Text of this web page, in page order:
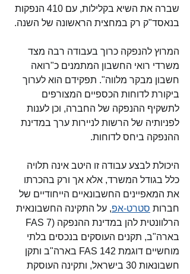
שברה את השיא בקלילות, עם 410 הנפקות
בנאסד"ק רק במחצית הראשונה של השנה.
המרוץ להנפקה כרוך בעבודה רבה מצד
משרדי רואי החשבון המתמנים כ"רואה
חשבון מבקר מלווה". תפקידם הוא לערוך
ביקורת לדוחות הכספיים המצורפים
לתשקיף ההנפקה של החברה, וכן לענות
לפניותיה של הרשות לניירות ערך במדינת
ההנפקה ביחס לדוחות.
היכולת לבצע עבודה זו היטב אינה תלויה
כלל בגודל המשרד, אלא אך ורק בהכרתו
את המאפיינים החשבונאיים הייחודיים של
חברות סטרט-אפ, על התקינה החשבונאית
בארה"ב, תקנים העוסקים בנכסים בלתי
מוחשיים דוגמת FAS 142 בארה"ב ותקן
חשבונאות 30 בישראל, ותקינה העוסקת